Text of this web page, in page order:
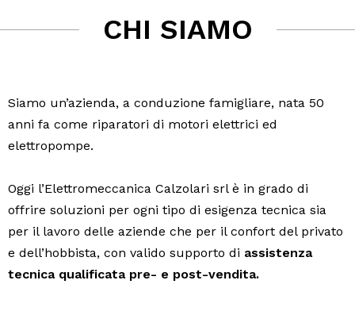
CHI SIAMO
Siamo un’azienda, a conduzione famigliare, nata 50
anni fa come riparatori di motori elettrici ed
elettropompe.
Oggi l’Elettromeccanica Calzolari srl è in grado di
offrire soluzioni per ogni tipo di esigenza tecnica sia
per il lavoro delle aziende che per il confort del privato
e dell’hobbista, con valido supporto di assistenza
tecnica qualificata pre- e post-vendita.